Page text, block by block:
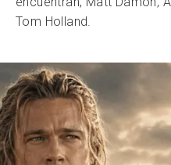
Tom Holland.